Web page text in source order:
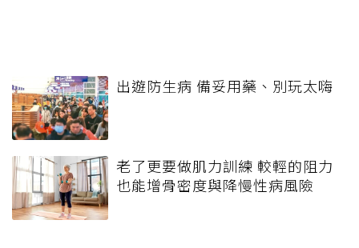
出遊防生病 備妥用藥、別玩太嗨
老了更要做肌力訓練 較輕的阻力
也能增骨密度與降慢性病風險